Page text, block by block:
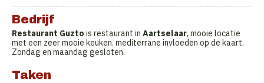
Bedrijf
Restaurant Guzto is restaurant in Aartselaar, mooie locatie
met een zeer mooie keuken. mediterrane invloeden op de kaart.
Zondag en maandag gesloten.
Taken